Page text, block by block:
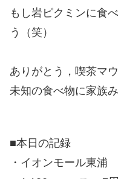
もし岩ピクミンに食
う（笑）
ありがとう，喫茶マ
未知の食べ物に家族
■本日の記録
・イオンモール東浦